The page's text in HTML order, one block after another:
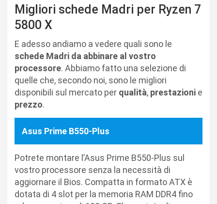
Migliori schede Madri per Ryzen 7
5800 X
E adesso andiamo a vedere quali sono le
schede Madri da abbinare al vostro
processore. Abbiamo fatto una selezione di
quelle che, secondo noi, sono le migliori
disponibili sul mercato per qualità, prestazioni e
prezzo.
Asus Prime B550-Plus
Potrete montare l’Asus Prime B550-Plus sul
vostro processore senza la necessità di
aggiornare il Bios. Compatta in formato ATX è
dotata di 4 slot per la memoria RAM DDR4 fino